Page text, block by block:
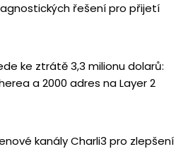
řešení pro přijetí
ke ztrátě 3,3 milionu dolarů:
a 2000 adres na Layer 2
kanály Charli3 pro zlepšení